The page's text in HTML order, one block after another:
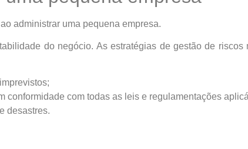
administrar uma pequena empresa.
do negócio. As estratégias de gestão de
conformidade com todas as leis e regulamentações
desastres.